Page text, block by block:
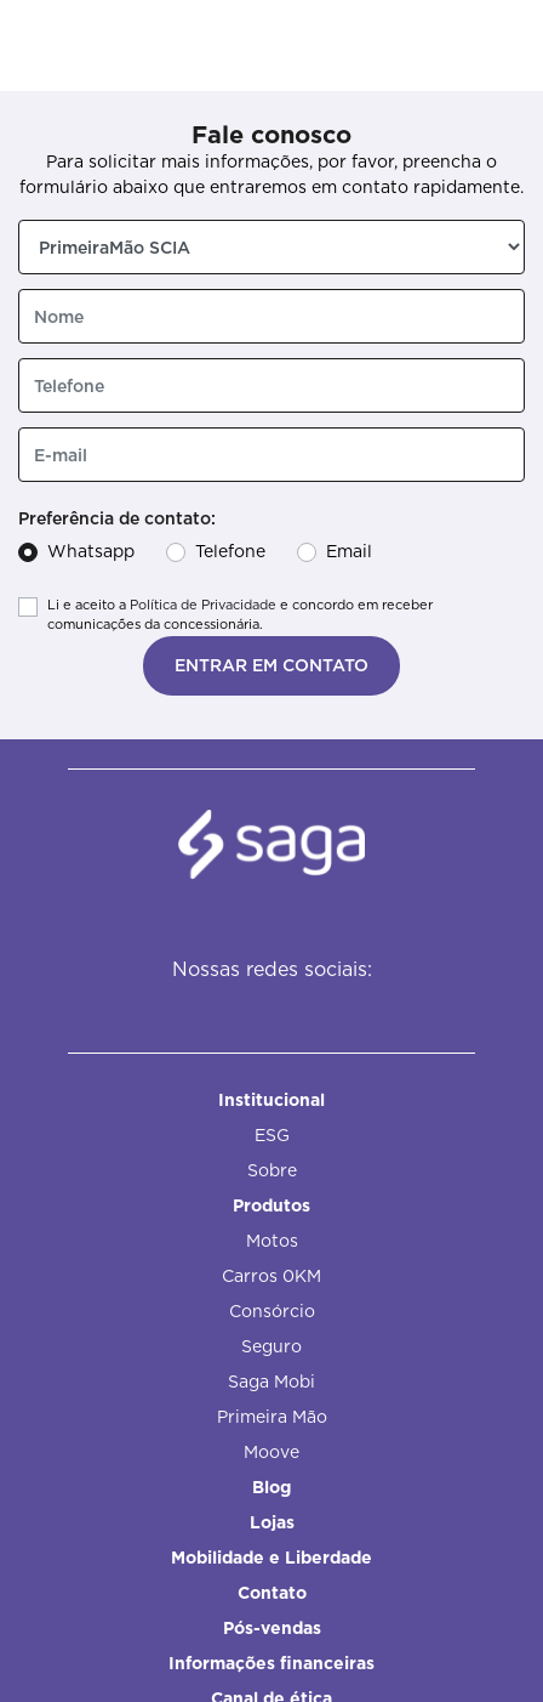
Fale conosco
Para solicitar mais informações, por favor, preencha o
formulário abaixo que entraremos em contato rapidamente.
Preferência de contato:
Whatsapp
Telefone Email
Li e aceito a Política de Privacidade e concordo em receber
comunicações da concessionária.
ENTRAR EM CONTATO
Nossas redes sociais:
Institucional
ESG
Sobre
Produtos
Motos
Carros 0KM
Consórcio
Seguro
Saga Mobi
Primeira Mão
Moove
Blog
Lojas
Mobilidade e Liberdade
Contato
Pós-vendas
Informações financeiras